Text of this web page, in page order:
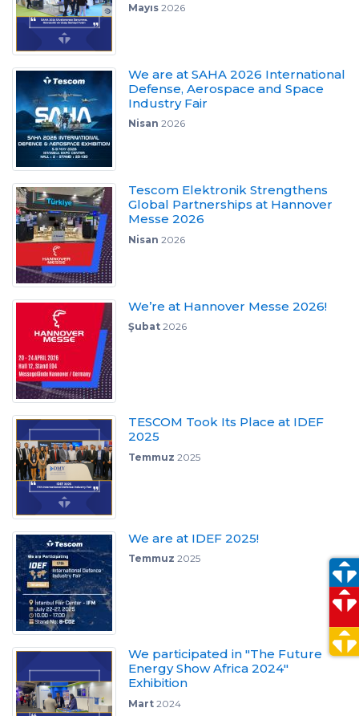
Mayıs2026
We are at SAHA 2026 International
Defense, Aerospace and Space
Industry Fair
Nisan 2026
Tescom Elektronik Strengthens
Global Partnerships at Hannover
Messe 2026
Nisan 2026
We’re at Hannover Messe 2026!
Şubat2026
TESCOM Took Its Place at IDEF
2025
Temmuz 2025
We are at IDEF 2025!
Temmuz 2025
We participated in "The Future
Energy Show Africa 2024"
Exhibition
Mart2024